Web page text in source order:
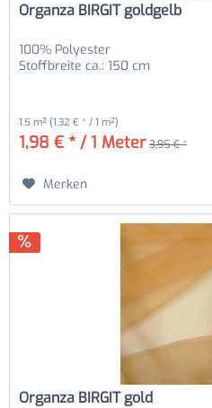
Organza BIRGIT goldgelb
100% Polyester
Stoffbreite ca.: 150 cm
1.5 m² (1,32 € * / 1 m²)
1,98 € * / 1 Meter 3,95 € *
Merken
Organza BIRGIT gold